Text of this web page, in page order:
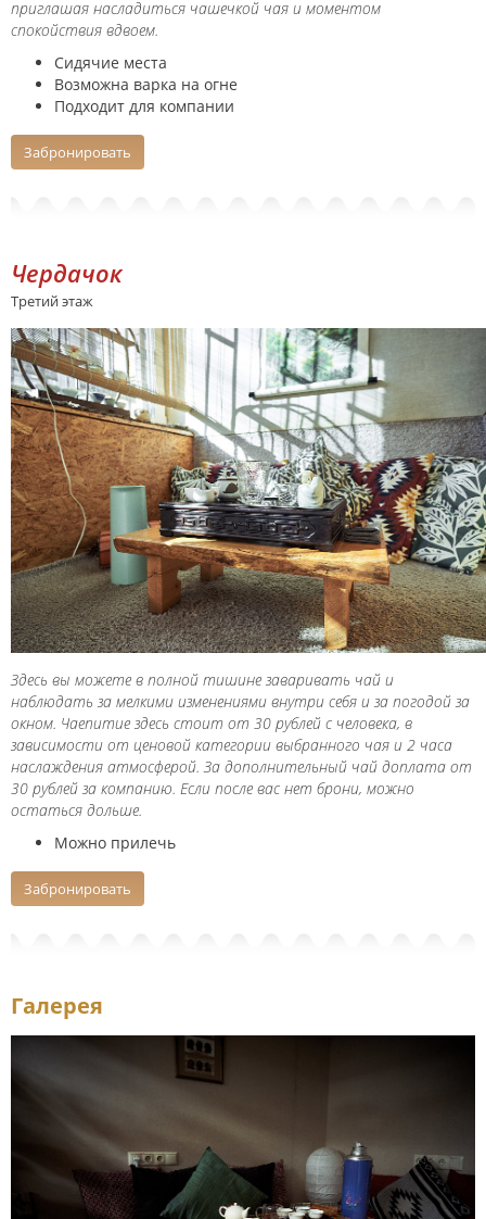
приглашая насладиться чашечкой чая и моментом
спокойствия вдвоем.
Сидячие места
Возможна варка на огне
Подходит для компании
Забронировать
Чердачок
Третий этаж
Здесь вы можете в полной тишине заваривать чай и
наблюдать за мелкими изменениями внутри себя и за погодой за
окном. Чаепитие здесь стоит от 30 рублей с человека, в
зависимости от цeновой катeгории выбранного чая и 2 часа
наслаждения атмосферой. За дополнительный чай доплата от
30 рублей за компанию. Если после вас нет брони, можно
остаться дольше.
Можно прилечь
Забронировать
Галерея